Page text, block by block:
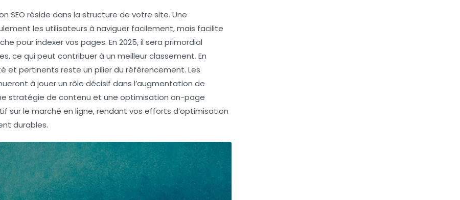
SEO réside dans la structure de votre site. Une
les utilisateurs à naviguer facilement, mais facilite
pour indexer vos pages. En 2025, il sera primordial
ce qui peut contribuer à un meilleur classement. En
et pertinents reste un pilier du référencement. Les
à jouer un rôle décisif dans l’augmentation de
stratégie de contenu et une optimisation on-page
le marché en ligne, rendant vos efforts d’optimisation
durables.